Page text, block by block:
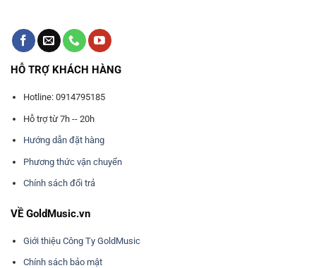
HỖ TRỢ KHÁCH HÀNG
Hotline: 0914795185
Hỗ trợ từ 7h -- 20h
Hướng dẫn đặt hàng
Phương thức vận chuyển
Chính sách đổi trả
VỀ GoldMusic.vn
Giới thiệu Công Ty GoldMusic
Chính sách bảo mật